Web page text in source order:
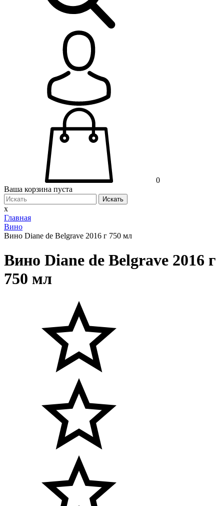
0
Ваша корзина пуста
Искать
x
Главная
Вино
Вино Diane de Belgrave 2016 г 750 мл
Вино Diane de Belgrave 2016 г
750 мл